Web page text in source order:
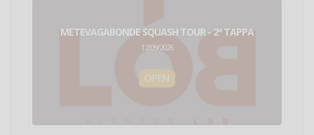
METEVAGABONDE SQUASH TOUR - 2ª TAPPA
12/09/2026
OPEN